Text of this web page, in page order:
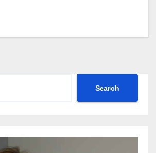
Search